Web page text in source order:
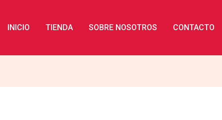
INICIO TIENDA SOBRE NOSOTROS CONTACTO